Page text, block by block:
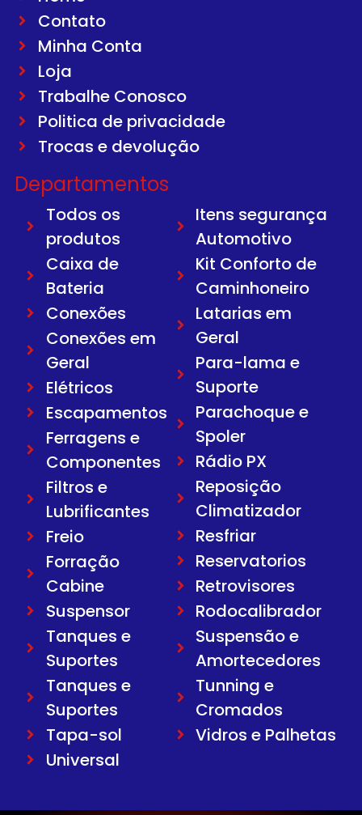
Contato
Minha Conta
Loja
Trabalhe Conosco
Politica de privacidade
Trocas e devolução
Departamentos
Todos os
produtos
Caixa de
Bateria
Conexões
Conexões em
Geral
Elétricos
Escapamentos
Ferragens e
Componentes
Filtros e
Lubrificantes
Freio
Forração
Cabine
Suspensor
Tanques e
Suportes
Tanques e
Suportes
Tapa-sol
Universal
Itens segurança
Automotivo
Kit Conforto de
Caminhoneiro
Latarias em
Geral
Para-lama e
Suporte
Parachoque e
Spoler
Rádio PX
Reposição
Climatizador
Resfriar
Reservatorios
Retrovisores
Rodocalibrador
Suspensão e
Amortecedores
Tunning e
Cromados
Vidros e Palhetas